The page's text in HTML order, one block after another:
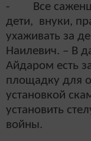
- Все
дети, внуки,
ухаживать за
Наилевич. – В
Айдаром есть
площадку для
установкой
установить
войны.